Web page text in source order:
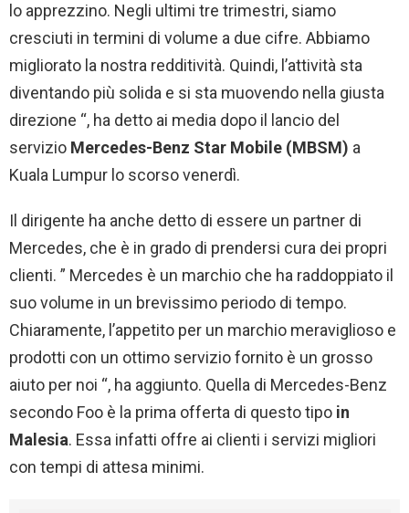
lo apprezzino. Negli ultimi tre trimestri, siamo
cresciuti in termini di volume a due cifre. Abbiamo
migliorato la nostra redditività. Quindi, l’attività sta
diventando più solida e si sta muovendo nella giusta
direzione “, ha detto ai media dopo il lancio del
servizio Mercedes-Benz Star Mobile (MBSM) a
Kuala Lumpur lo scorso venerdì.
Il dirigente ha anche detto di essere un partner di
Mercedes, che è in grado di prendersi cura dei propri
clienti. ” Mercedes è un marchio che ha raddoppiato il
suo volume in un brevissimo periodo di tempo.
Chiaramente, l’appetito per un marchio meraviglioso e
prodotti con un ottimo servizio fornito è un grosso
aiuto per noi “, ha aggiunto. Quella di Mercedes-Benz
secondo Foo è la prima offerta di questo tipo in
Malesia. Essa infatti offre ai clienti i servizi migliori
con tempi di attesa minimi.